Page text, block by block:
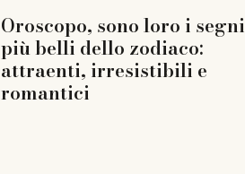
Oroscopo, sono loro i segni
più belli dello zodiaco:
attraenti, irresistibili e
romantici